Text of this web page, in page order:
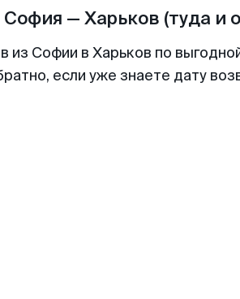
София — Харьков (туда и
из Софии в Харьков по
если уже знаете дату